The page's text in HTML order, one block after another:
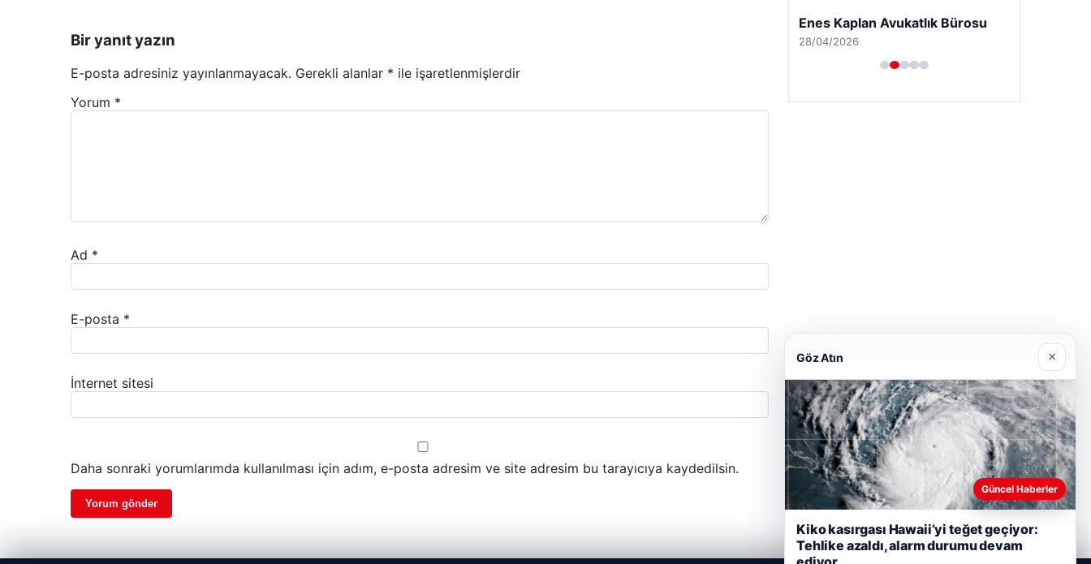
Bir yanıt yazın
E-posta adresiniz yayınlanmayacak. Gerekli alanlar * ile işaretlenmişlerdir
Yorum *
Ad *
E-posta *
İnternet sitesi
Daha sonraki yorumlarımda kullanılması için adım, e-posta adresim ve site adresim bu tarayıcıya kaydedilsin.
Enes Kaplan Avukatlık Bürosu
28/04/2026
Göz Atın ×
Güncel Haberler
Kiko kasırgası Hawaii’yi teğet geçiyor:
Tehlike azaldı, alarm durumu devam